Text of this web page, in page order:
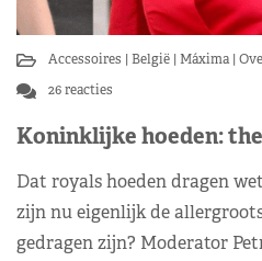
Accessoires België Máxima
26 reacties
Koninklijke hoeden:
Dat royals hoeden dragen
zijn nu eigenlijk de
gedragen zijn? Moderator